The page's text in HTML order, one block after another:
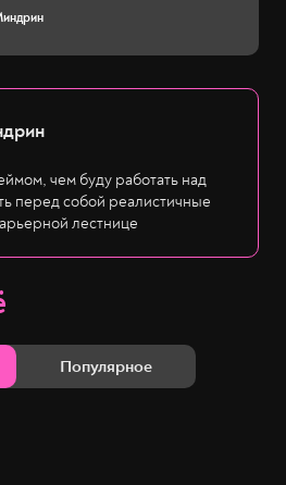
чем буду работать над
перед собой реалистичные
лестнице
Популярное